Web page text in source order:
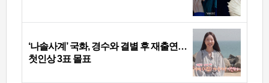
‘나솔사계’ 국화, 경수와 결별 후 재출연…
첫인상 3표 몰표